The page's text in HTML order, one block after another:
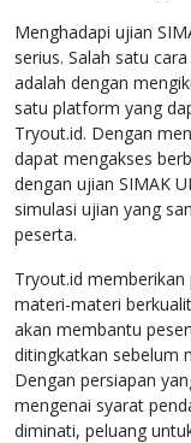
Menghadapi ujian
serius. Salah satu
adalah dengan
satu platform yang
Tryout.id. Dengan
dapat mengakses
dengan ujian SIMAK
simulasi ujian yang
peserta.
Tryout.id
materi-materi
akan membantu
ditingkatkan sebelum
Dengan persiapan
mengenai syarat
diminati, peluang